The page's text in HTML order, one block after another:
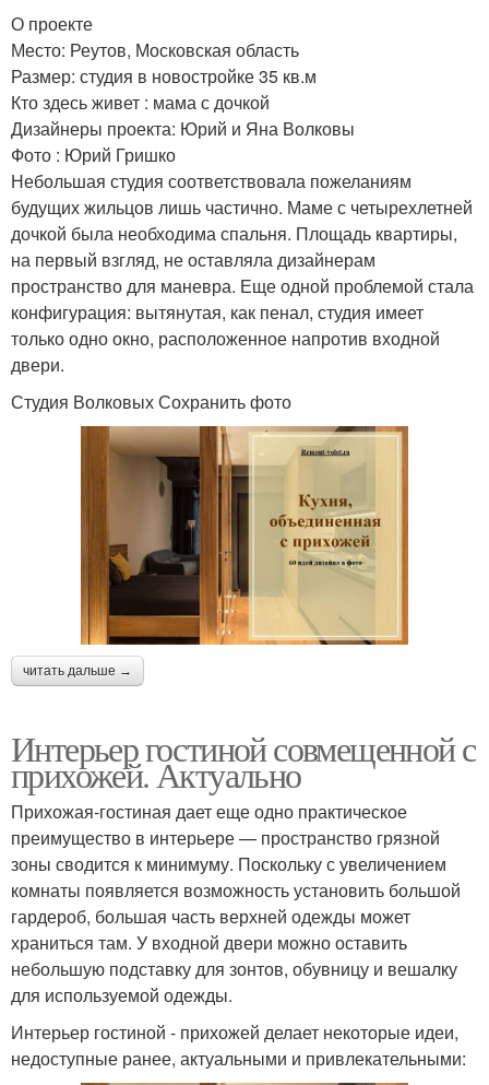
О проекте
Место: Реутов, Московская область
Размер: студия в новостройке 35 кв.м
Кто здесь живет : мама с дочкой
Дизайнеры проекта: Юрий и Яна Волковы
Фото : Юрий Гришко
Небольшая студия соответствовала пожеланиям
будущих жильцов лишь частично. Маме с четырехлетней
дочкой была необходима спальня. Площадь квартиры,
на первый взгляд, не оставляла дизайнерам
пространство для маневра. Еще одной проблемой стала
конфигурация: вытянутая, как пенал, студия имеет
только одно окно, расположенное напротив входной
двери.
Студия Волковых Сохранить фото
читать дальше →
Интерьер гостиной совмещенной с
прихожей. Актуально
Прихожая-гостиная дает еще одно практическое
преимущество в интерьере — пространство грязной
зоны сводится к минимуму. Поскольку с увеличением
комнаты появляется возможность установить большой
гардероб, большая часть верхней одежды может
храниться там. У входной двери можно оставить
небольшую подставку для зонтов, обувницу и вешалку
для используемой одежды.
Интерьер гостиной - прихожей делает некоторые идеи,
недоступные ранее, актуальными и привлекательными: